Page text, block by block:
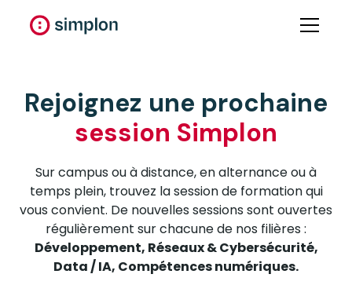
Rejoignez une prochaine
session Simplon
Sur campus ou à distance, en alternance ou à
temps plein, trouvez la session de formation qui
vous convient. De nouvelles sessions sont ouvertes
régulièrement sur chacune de nos filières :
Développement, Réseaux & Cybersécurité,
Data / IA, Compétences numériques.